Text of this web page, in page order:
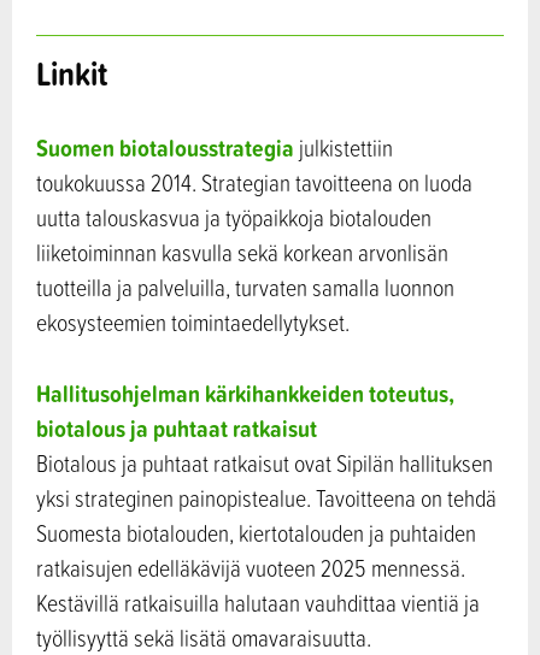
Linkit
Suomen biotalousstrategia julkistettiin
toukokuussa 2014. Strategian tavoitteena on luoda
uutta talouskasvua ja työpaikkoja biotalouden
liiketoiminnan kasvulla sekä korkean arvonlisän
tuotteilla ja palveluilla, turvaten samalla luonnon
ekosysteemien toimintaedellytykset.
Hallitusohjelman kärkihankkeiden toteutus,
biotalous ja puhtaat ratkaisut
Biotalous ja puhtaat ratkaisut ovat Sipilän hallituksen
yksi strateginen painopistealue. Tavoitteena on tehdä
Suomesta biotalouden, kiertotalouden ja puhtaiden
ratkaisujen edelläkävijä vuoteen 2025 mennessä.
Kestävillä ratkaisuilla halutaan vauhdittaa vientiä ja
työllisyyttä sekä lisätä omavaraisuutta.